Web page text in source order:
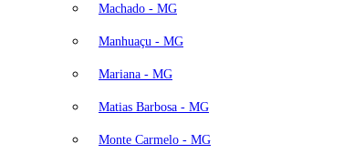
Machado - MG
Manhuaçu - MG
Mariana - MG
Matias Barbosa - MG
Monte Carmelo - MG